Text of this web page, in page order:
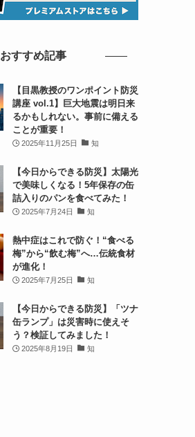
おすすめ記事
【目黒教授のワンポイント防災
講座 vol.1】巨大地震は明日来
るかもしれない。事前に備える
ことが重要！
2025年11月25日 知
【今日からできる防災】太陽光
で美味しくなる！5年保存の缶
詰入りのパンを食べてみた！
2025年7月24日 知
熱中症はこれで防ぐ！“食べる
梅”から“飲む梅”へ…伝統食材
が進化！
2025年7月25日 知
【今日からできる防災】「ツナ
缶ランプ」は災害時に使えそ
う？検証してみました！
2025年8月19日 知